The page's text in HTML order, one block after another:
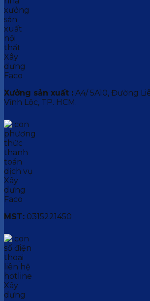
Xưởng sản xuất : A4/ 5A10, Đường
Vĩnh Lộc, TP. HCM.
MST: 0315221450